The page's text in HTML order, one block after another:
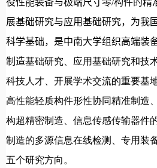
展基础研究与应用基础研究，为我
科学基础，是中南大学组织高端装
制造基础研究、应用基础研究和技
科技人才、开展学术交流的重要基
高性能轻质构件形性协同精准制造
构超精密制造
信息传感传输器件
制造的多源信息在线检测
专用装
五个研究方向。